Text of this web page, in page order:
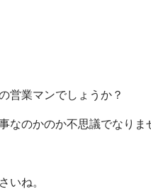
営業マンでしょうか？
なのかのか不思議でなりま
いね。